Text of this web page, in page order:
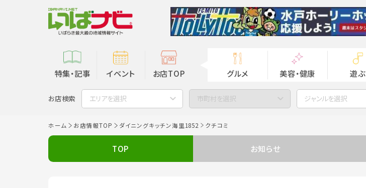
特集・記事 イベント お店TOP グルメ 美容・健康 遊ぶ
お店検索 エリアを選択 市町村を選択 ジャンルを選択
ホーム お店情報TOP ダイニングキッチン海里1852 クチコミ
TOP お知らせ